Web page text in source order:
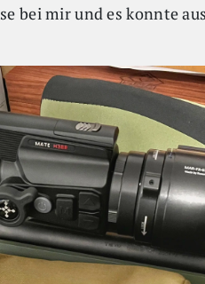
bei mir und es konnte